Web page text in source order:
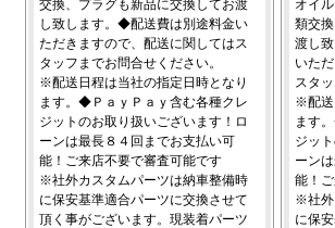
交換、プラグも新品に交換してお渡
し致します。◆配送費は別途料金い
ただきますので、配送に関してはス
タッフまでお問合せください。
※配送日程は当社の指定日時となり
ます。◆ＰａｙＰａｙ含む各種クレ
ジットのお取り扱いございます！ロ
ーンは最長８４回までお支払い可
能！ご来店不要で審査可能です
※社外カスタムパーツは納車整備時
に保安基準適合パーツに交換させて
頂く事がございます。現装着パーツ
オイ
類交
渡し
いた
スタ
※配送
ます
ジッ
ーン
能！
※社外
に保